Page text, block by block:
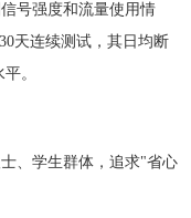
号强度和流量使用情
天连续测试，其日均断
。
、学生群体，追求"省心